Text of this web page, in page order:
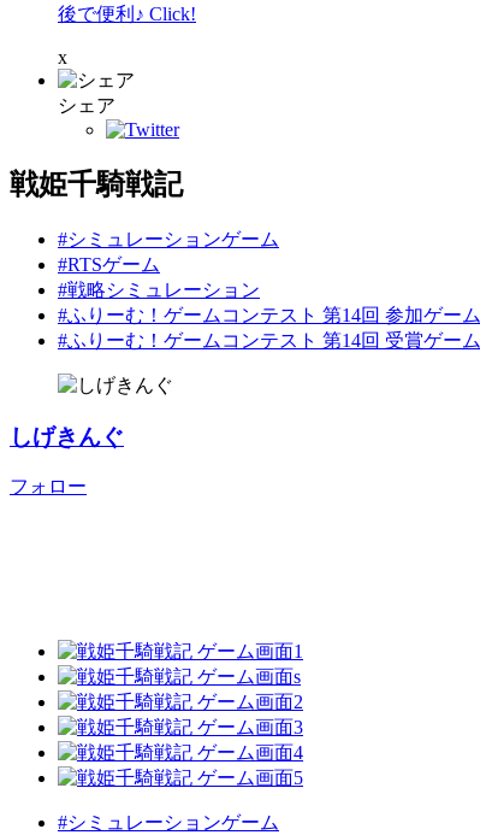
後で便利♪ Click!
x
シェア
戦姫千騎戦記
#シミュレーションゲーム
#RTSゲーム
#戦略シミュレーション
#ふりーむ！ゲームコンテスト 第14回 参加ゲーム
#ふりーむ！ゲームコンテスト 第14回 受賞ゲーム
しげきんぐ
フォロー
#シミュレーションゲーム